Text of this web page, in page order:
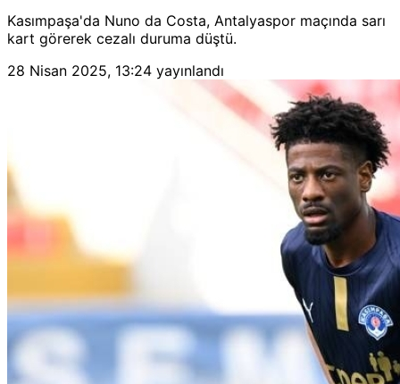
Kasımpaşa'da Nuno da Costa, Antalyaspor maçında sarı
kart görerek cezalı duruma düştü.
28 Nisan 2025, 13:24 yayınlandı